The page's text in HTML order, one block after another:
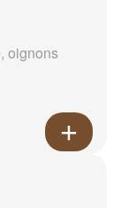
oignons